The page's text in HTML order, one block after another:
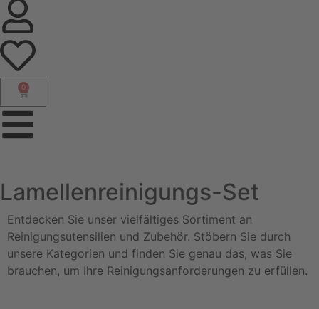
0
Lamellenreinigungs-Set
Entdecken Sie unser vielfältiges Sortiment an
Reinigungsutensilien und Zubehör. Stöbern Sie durch
unsere Kategorien und finden Sie genau das, was Sie
brauchen, um Ihre Reinigungsanforderungen zu erfüllen.